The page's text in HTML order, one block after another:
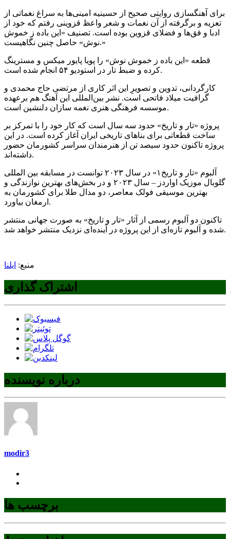
برای آهنگسازی روایتی صحیح از حسینیه امینی‌ها به سراغ نغماتی از
تعزیه و برگرفته از آن نغمات و شعر واعظ قزوینی رفتم که خود از
ادبا و فق‌ها و فضلای قزوین بوده است. تصنیف «این باده ز خموش
نوش» حاصل چنین نگاهیست.»
قطعه «این باده ز خموش نوش» را پویا پایور میکس و مسترینگ
کرده و ضبط تار در استودیو ۵۴ انجام شده است.
کارگردانی، تدوین و تصویرِ این اثر کاری از مرتضی حاج محمدی و
گرافیت میلاد فاتحی است. نشر بین‌المللی این آهنگ هم برعهده
موسسه فرهنگی هنری نغمه سازان دلنشین است.
پروژه «تار و تاریخ» حدود سه سال است که کار خود را با تمرکز بر
ساخت قطعاتی برای بناهای تاریخی ایران آغاز کرده است. در این
پروژه تاکنون حدود سیصد تن از هنرمندان سراسر کشورمان حضور
داشته‌اند.
آلبوم «تار و تاریخ۱» در سال ۲۰۲۳ توانست در مسابقه بین المللی
گلوبال موزیک اواردز – سال ۲۰۲۳ و در بخش‌های بهترین نوازندگی و
بهترین موسیقی فولک معاصر، دو مدال طلا برای کشورمان به
ارمغان بیاورد.
تاکنون دو آلبوم رسمی از آثار «تار و تاریخ» به صورت جهانی منتشر
شده و آلبوم تازه‌ای از این پروژه در آینده‌ای نزدیک منتشر خواهد شد.
منبع: ایلنا
اشتراک گذاری
درباره نویسنده
modir3
برچسب ها